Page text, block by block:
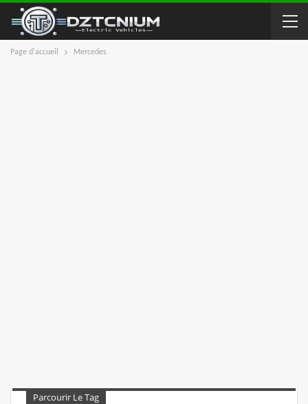
Page d'accueil Mercedes
Parcourir Le Tag